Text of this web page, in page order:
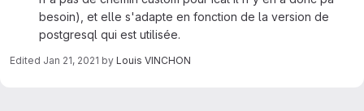
besoin), et elle s'adapte en fonction de la version de
postgresql qui est utilisée.
Edited Jan 21, 2021 by Louis VINCHON